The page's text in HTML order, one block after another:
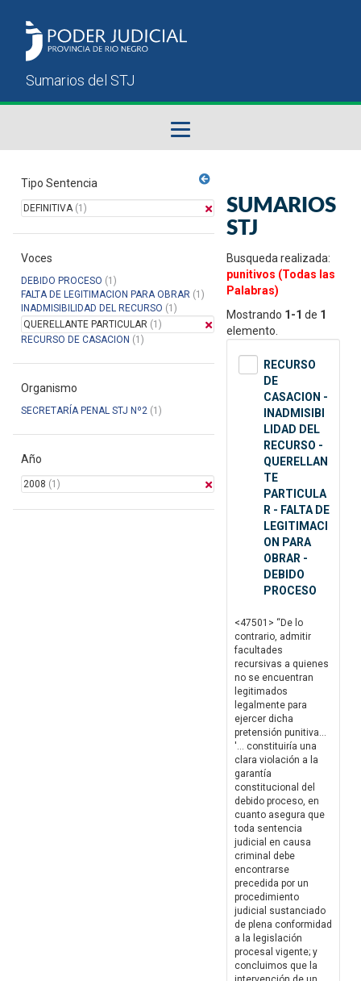
Sumarios del STJ
Manual del Usuario
Tipo Sentencia
DEFINITIVA(1)
Voces
DEBIDO PROCESO (1)
FALTA DE LEGITIMACION PARA OBRAR (1)
INADMISIBILIDAD DEL RECURSO (1)
QUERELLANTE PARTICULAR (1)
RECURSO DE CASACION (1)
Organismo
SECRETARÍA PENAL STJ Nº2 (1)
Año
2008 (1)
SUMARIOS
STJ
Busqueda realizada:
punitivos (Todas las
Palabras)
Mostrando 1-1 de 1
elemento.
RECURSO
DE
CASACION -
INADMISIBI
LIDAD DEL
RECURSO -
QUERELLAN
TE
PARTICULA
R - FALTA DE
LEGITIMACI
ON PARA
OBRAR -
DEBIDO
PROCESO
<47501> “De lo
contrario, admitir
facultades
recursivas a quienes
no se encuentran
legitimados
legalmente para
ejercer dicha
pretensión punitiva...
'... constituiría una
clara violación a la
garantía
constitucional del
debido proceso, en
cuanto asegura que
toda sentencia
judicial en causa
criminal debe
encontrarse
precedida por un
procedimiento
judicial sustanciado
de plena conformidad
a la legislación
procesal vigente; y
concluimos que la